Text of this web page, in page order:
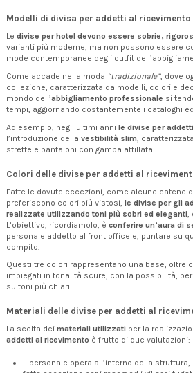
Modelli di divisa per addetti al ricevimento
Le divise per hotel devono essere sobrie,
varianti più moderne, ma non possono essere
mode contemporanee degli outfit
Come accade nella moda “tradizionale”, dove
collezione, caratterizzata da modelli, colori e
mondo dell’abbigliamento professionale si
tempi, aggiornando costantemente i cataloghi
Ad esempio, negli ultimi anni le divise per
l’introduzione della vestibilità slim ,
strette e pantaloni con gamba attillata.
Colori delle divise per addetti al
Fatte le dovute eccezioni, come alcune catene
preferiscono colori più vistosi, le divise per gli
realizzate utilizzando toni più sobri ed eleganti
L’obiettivo, ricordiamolo, è conferire un’aura di
personale addetto al front office e, puntare su
compito.
Questi tre colori rappresentano una base, oltre
impiegati in tonalità scure, con la possibilità,
su toni più chiari.
Materiali delle divise per addetti al
La scelta dei materiali utilizzati per la
addetti al ricevimento è frutto di due valutazioni:
Il personale opera all’interno della